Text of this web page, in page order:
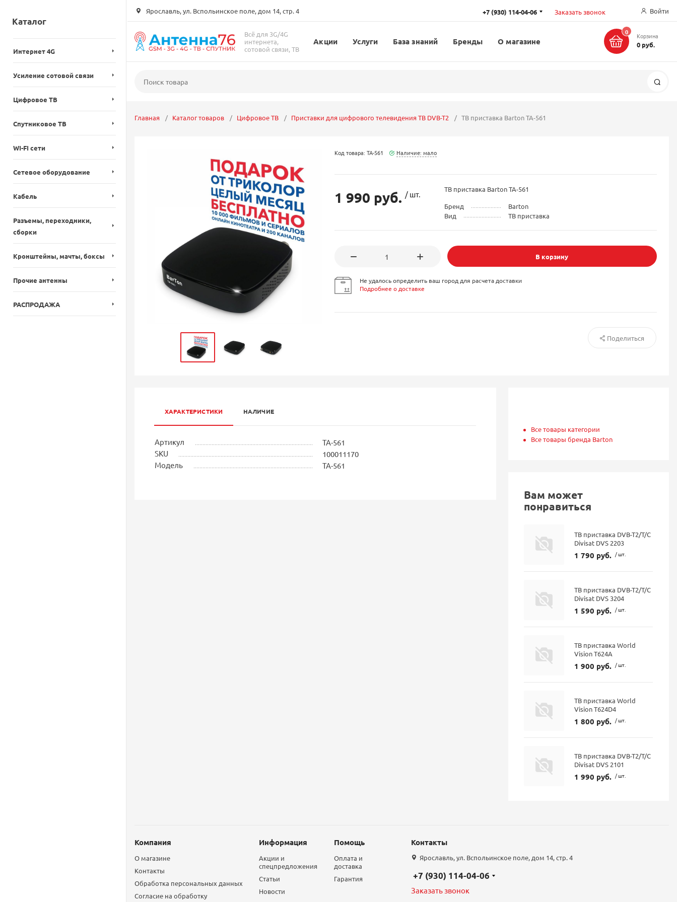
Ярославль, ул. Вспольинское поле, дом 14, стр. 4 +7 (930) 114-04-06 Заказать звонок Войти
Всё для 3G/4G
интернета,
сотовой связи, ТВ
Акции Услуги База знаний Бренды О магазине
0 Корзина
0 руб.
Каталог
Интернет 4G
Усиление сотовой связи
Цифровое ТВ
Спутниковое ТВ
WI-FI сети
Сетевое оборудование
Кабель
Разъемы, переходники,
сборки
Кронштейны, мачты, боксы
Прочие антенны
РАСПРОДАЖА
Главная Каталог товаров Цифровое ТВ Приставки для цифрового телевидения ТВ DVB-T2 ТВ приставка Barton ТА-561
Код товара: ТА-561 Наличие: мало
1 990 руб. / шт.
ТВ приставка Barton ТА-561
Бренд
Barton
Вид
ТВ приставка
В корзину
Не удалось определить ваш город для расчета доставки
Подробнее о доставке
Поделиться
ХАРАКТЕРИСТИКИ НАЛИЧИЕ
Артикул
ТА-561
SKU
100011170
Модель
ТА-561
Все товары категории
Все товары бренда Barton
Вам может
понравиться
ТВ приставка DVB-T2/T/C
Divisat DVS 2203
1 790 руб. / шт.
ТВ приставка DVB-T2/T/C
Divisat DVS 3204
1 590 руб. / шт.
ТВ приставка World
Vision T624A
1 900 руб. / шт.
ТВ приставка World
Vision T624D4
1 800 руб. / шт.
ТВ приставка DVB-T2/T/C
Divisat DVS 2101
1 990 руб. / шт.
Компания
О магазине
Контакты
Обработка персональных данных
Согласие на обработку
Информация
Акции и
спецпредложения
Статьи
Новости
Помощь
Оплата и
доставка
Гарантия
Контакты
Ярославль, ул. Вспольинское поле, дом 14, стр. 4
+7 (930) 114-04-06
Заказать звонок